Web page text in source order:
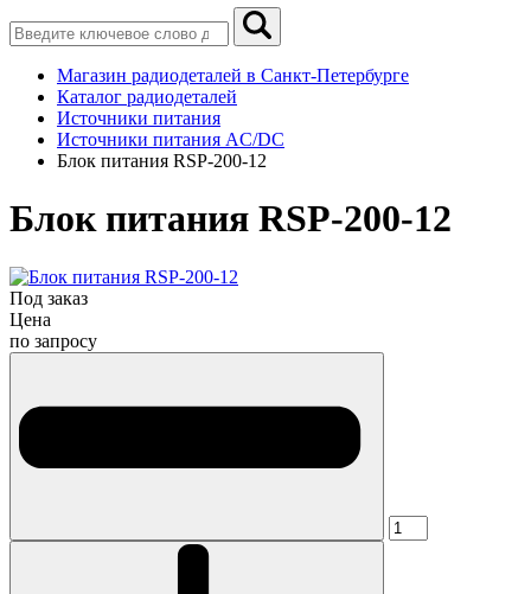
Магазин радиодеталей в Санкт-Петербурге
Каталог радиодеталей
Источники питания
Источники питания AC/DC
Блок питания RSP-200-12
Блок питания RSP-200-12
Под заказ
Цена
по запросу